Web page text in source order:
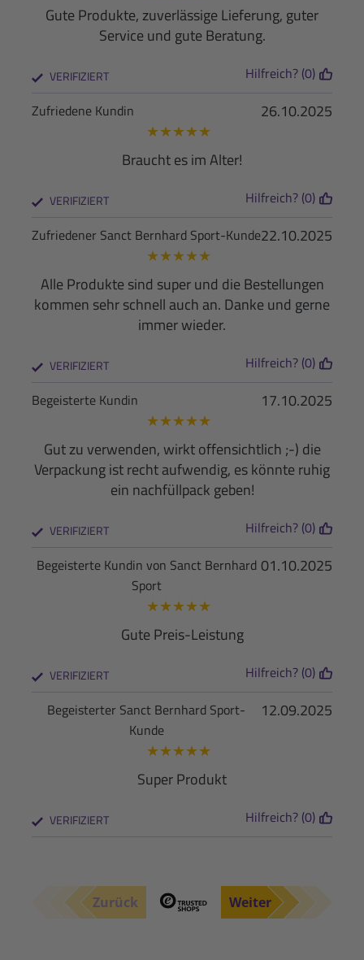
Gute Produkte, zuverlässige Lieferung, guter
Service und gute Beratung.
VERIFIZIERT Hilfreich? (0)
26.10.2025
Zufriedene Kundin
★★★★★
Braucht es im Alter!
VERIFIZIERT Hilfreich? (0)
22.10.2025
Zufriedener Sanct Bernhard Sport-Kunde
★★★★★
Alle Produkte sind super und die Bestellungen
kommen sehr schnell auch an. Danke und gerne
immer wieder.
VERIFIZIERT Hilfreich? (0)
17.10.2025
Begeisterte Kundin
★★★★★
Gut zu verwenden, wirkt offensichtlich ;-) die
Verpackung ist recht aufwendig, es könnte ruhig
ein nachfüllpack geben!
VERIFIZIERT Hilfreich? (0)
01.10.2025
Begeisterte Kundin von Sanct Bernhard
Sport
★★★★★
Gute Preis-Leistung
VERIFIZIERT Hilfreich? (0)
12.09.2025
Begeisterter Sanct Bernhard Sport-
Kunde
★★★★★
Super Produkt
VERIFIZIERT Hilfreich? (0)
Zurück Weiter